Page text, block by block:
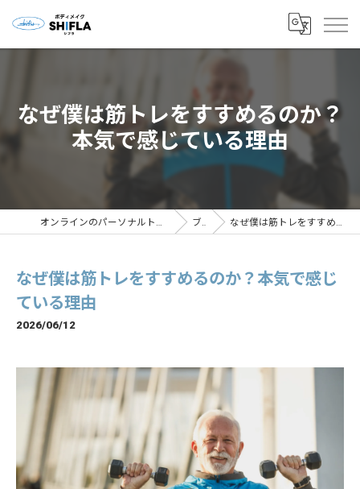
なぜ僕は筋トレをすすめるのか？
本気で感じている理由
オンラインのパーソナルトレーニングならボディメイクSHIFLA ブログ なぜ僕は筋トレをすすめるのか？本気で感じている理由
なぜ僕は筋トレをすすめるのか？本気で感じ
ている理由
2026/06/12